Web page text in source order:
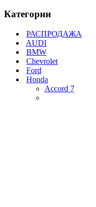
Категории
РАСПРОДАЖА
AUDI
BMW
Chevrolet
Ford
Honda
Accord 7